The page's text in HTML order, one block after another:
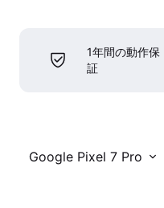
1年間の動作保
証
Google Pixel 7 Pro